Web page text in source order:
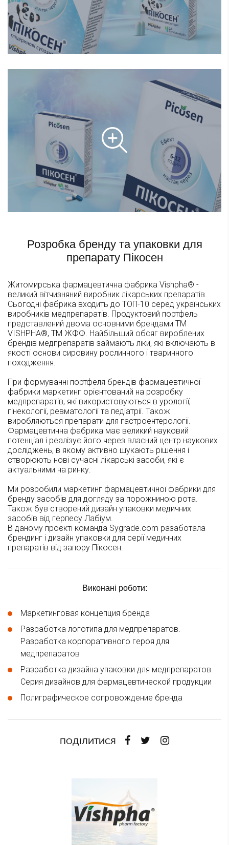
Розробка бренду та упаковки для
препарату Пікосен
Житомирська фармацевтична фабрика Vishpha® -
великий вітчизняний виробник лікарських препаратів.
Сьогодні фабрика входить до ТОП-10 серед українських
виробників медпрепаратів. Продуктовий портфель
представлений двома основними брендами ТМ
VISHPHA®, ТМ ЖФФ. Найбільший обсяг вироблених
брендів медпрепаратів займають ліки, які включають в
якості основи сировину рослинного і тваринного
походження.
При формуванні портфеля брендів фармацевтичної
фабрики маркетинг орієнтований на розробку
медпрепаратів, які використовуються в урології,
гінекології, ревматології та педіатрії. Також
виробляються препарати для гастроентерології.
Фармацевтична фабрика має великий науковий
потенціал і реалізує його через власний центр наукових
досліджень, в якому активно шукають рішення і
створюють нові сучасні лікарські засоби, які є
актуальними на ринку.
Ми розробили маркетинг фармацевтичної фабрики для
бренду засобів для догляду за порожниною рота.
Також був створений дизайн упаковки медичних
засобів від герпесу Лабіум.
В даному проєкті команда Sygrade.com разаботала
брендинг і дизайн упаковки для серії медичних
препаратів від запору Пікосен.
Виконані роботи:
Маркетинговая концепция бренда
Разработка логотипа для медпрепаратов.
Разработка корпоративного героя для
медпрепаратов
Разработка дизайна упаковки для медпрепаратов.
Серия дизайнов для фармацевтической продукции
Полиграфическое сопровождение бренда
ПОДІЛИТИСЯ